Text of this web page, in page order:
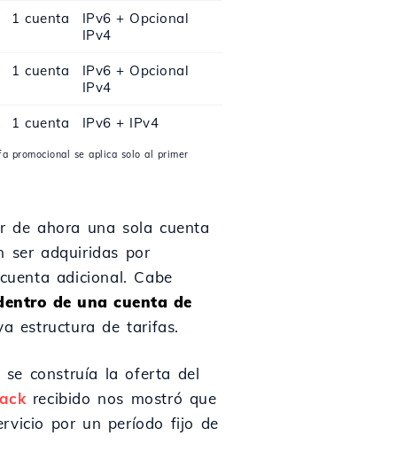
1 cuenta
IPv6 + Opcional
IPv4
1 cuenta
IPv6 + Opcional
IPv4
1 cuenta IPv6 + IPv4
promocional se aplica solo al primer
de ahora una sola cuenta
ser adquiridas por
adicional. Cabe
de una cuenta de
estructura de tarifas.
se construía la oferta del
recibido nos mostró que
por un período fijo de